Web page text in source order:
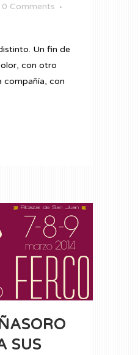
0 Comments
Un fin de
con otro
compañía, con
SUS